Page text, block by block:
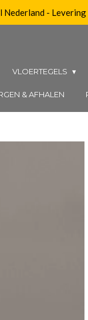
-
VLOERTEGELS
& AFHALEN